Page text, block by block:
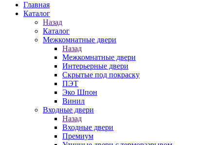
Главная
Каталог
Назад
Каталог
Межкомнатные двери
Назад
Межкомнатные двери
Интерьерные двери
Скрытые под покраску
ПЭТ
Эко Шпон
Винил
Входные двери
Назад
Входные двери
Премиум